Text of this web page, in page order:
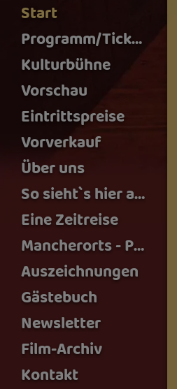
Start
Programm/Tickets
Kulturbühne
Vorschau
Eintrittspreise
Vorverkauf
Über uns
So sieht`s hier aus
Eine Zeitreise
Mancherorts - Podcast
Auszeichnungen
Gästebuch
Newsletter
Film-Archiv
Kontakt